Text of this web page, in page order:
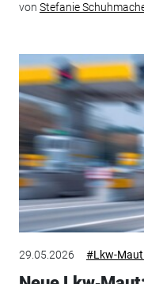
von Stefanie
29.05.2026 #Lkw-Maut